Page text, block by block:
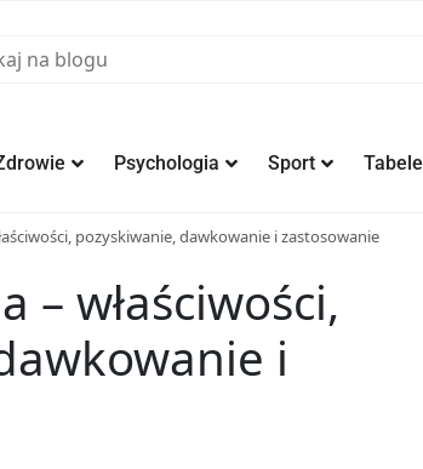
Psychologia Sport Tabele
pozyskiwanie, dawkowanie i zastosowanie
– właściwości,
i